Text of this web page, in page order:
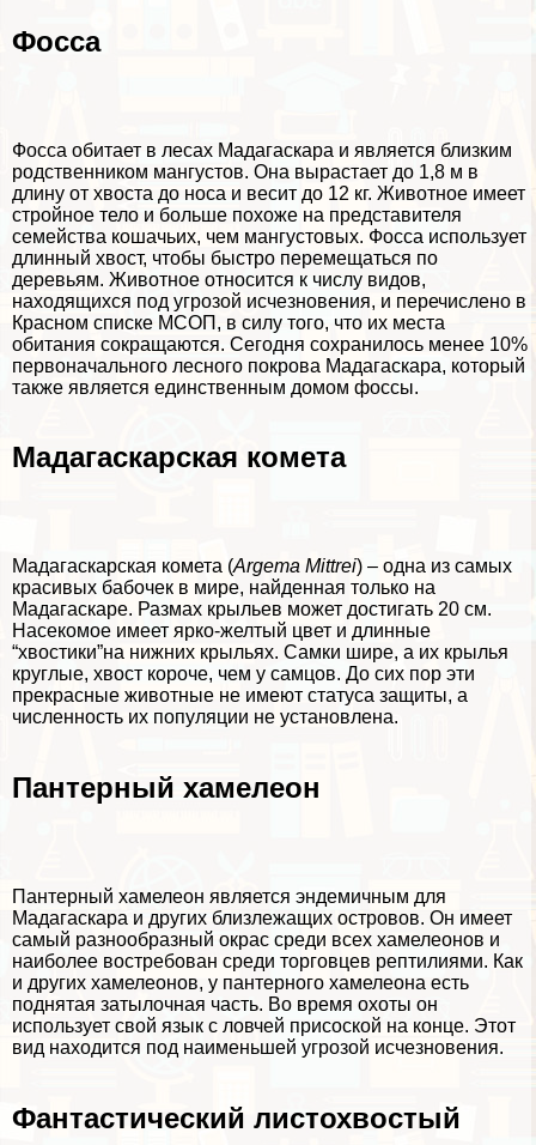
Фосса
Фосса обитает в лесах Мадагаскара и является близким
родственником мангустов. Она вырастает до 1,8 м в
длину от хвоста до носа и весит до 12 кг. Животное имеет
стройное тело и больше похоже на представителя
семейства кошачьих, чем мангустовых. Фосса использует
длинный хвост, чтобы быстро перемещаться по
деревьям. Животное относится к числу видов,
находящихся под угрозой исчезновения, и перечислено в
Красном списке МСОП, в силу того, что их места
обитания сокращаются. Сегодня сохранилось менее 10%
первоначального лесного покрова Мадагаскара, который
также является единственным домом фоссы.
Мадагаскарская комета
Мадагаскарская комета (Argema Mittrei) – одна из самых
красивых бабочек в мире, найденная только на
Мадагаскаре. Размах крыльев может достигать 20 см.
Насекомое имеет ярко-желтый цвет и длинные
“хвостики”на нижних крыльях. Самки шире, а их крылья
круглые, хвост короче, чем у самцов. До сих пор эти
прекрасные животные не имеют статуса защиты, а
численность их популяции не установлена.
Пантерный хамелеон
Пантерный хамелеон является эндемичным для
Мадагаскара и других близлежащих островов. Он имеет
самый разнообразный окрас среди всех хамелеонов и
наиболее востребован среди торговцев рептилиями. Как
и других хамелеонов, у пантерного хамелеона есть
поднятая затылочная часть. Во время охоты он
использует свой язык с ловчей присоской на конце. Этот
вид находится под наименьшей угрозой исчезновения.
Фантастический листохвостый